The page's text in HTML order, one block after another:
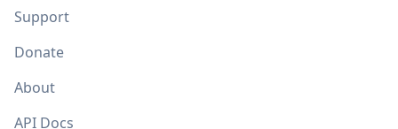
Support
Donate
About
API Docs